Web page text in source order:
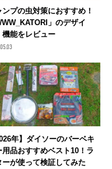
ンプの虫対策におすすめ！
」のデザイ
機能をレビュー
年】ダイソーのバーベキ
用品おすすめベスト10！ラ
ーが使って検証してみた